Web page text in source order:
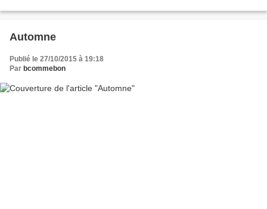
Automne
Publié le 27/10/2015 à 19:18
Par bcommebon